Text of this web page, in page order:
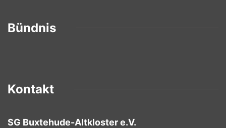
Bündnis
Kontakt
SG Buxtehude-Altkloster e.V.